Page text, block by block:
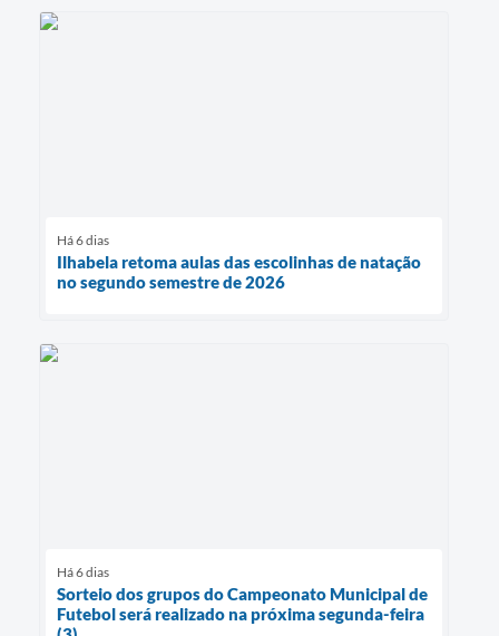
Há 6 dias
Ilhabela retoma aulas das escolinhas de natação
no segundo semestre de 2026
Há 6 dias
Sorteio dos grupos do Campeonato Municipal de
Futebol será realizado na próxima segunda-feira